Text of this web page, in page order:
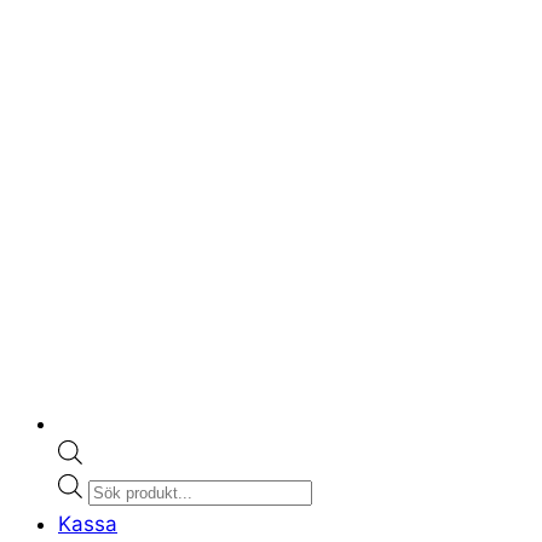
Products
search
Kassa